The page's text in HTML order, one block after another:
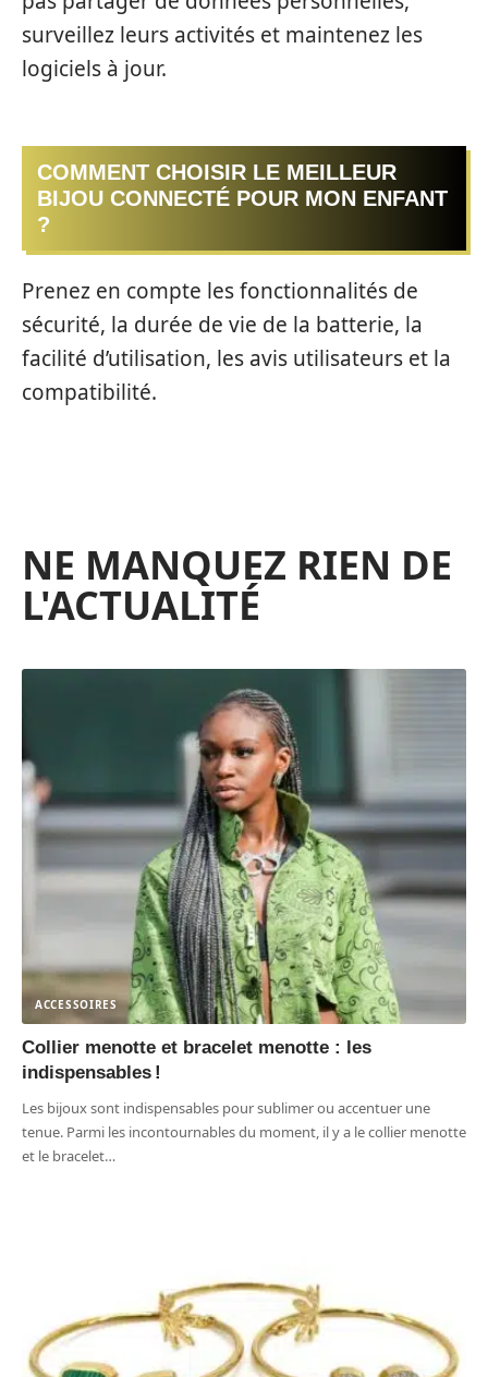
surveillez leurs activités et maintenez les
logiciels à jour.
COMMENT CHOISIR LE MEILLEUR
BIJOU CONNECTÉ POUR MON ENFANT
?
Prenez en compte les fonctionnalités de
sécurité, la durée de vie de la batterie, la
facilité d’utilisation, les avis utilisateurs et la
compatibilité.
NE MANQUEZ RIEN DE
L'ACTUALITÉ
ACCESSOIRES
Collier menotte et bracelet menotte : les
indispensables !
Les bijoux sont indispensables pour sublimer ou accentuer une
tenue. Parmi les incontournables du moment, il y a le collier menotte
et le bracelet…